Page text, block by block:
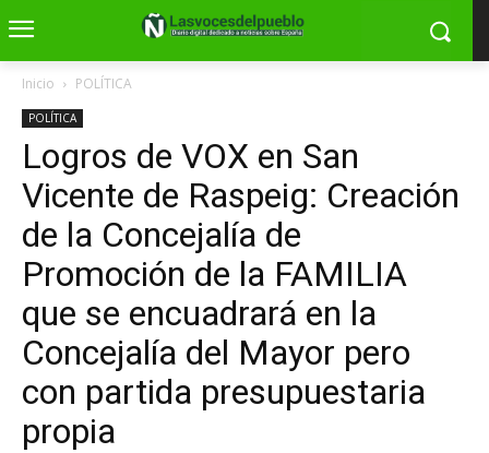
Inicio POLÍTICA
POLÍTICA
Logros de VOX en San
Vicente de Raspeig: Creación
de la Concejalía de
Promoción de la FAMILIA
que se encuadrará en la
Concejalía del Mayor pero
con partida presupuestaria
propia